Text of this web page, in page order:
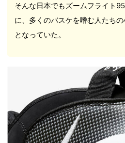
そんな日本でもズームフライト
に、多くのバスケを嗜む人たち
となっていた。